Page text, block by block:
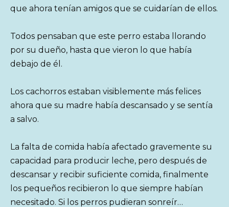
que ahora tenían amigos que se cuidarían de ellos.
Todos pensaban que este perro estaba llorando
por su dueño, hasta que vieron lo que había
debajo de él.
Los cachorros estaban visiblemente más felices
ahora que su madre había descansado y se sentía
a salvo.
La falta de comida había afectado gravemente su
capacidad para producir leche, pero después de
descansar y recibir suficiente comida, finalmente
los pequeños recibieron lo que siempre habían
necesitado. Si los perros pudieran sonreír…